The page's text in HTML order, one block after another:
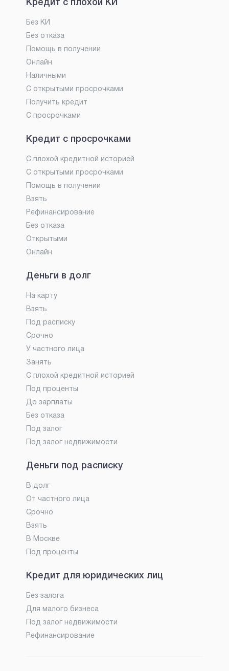
Кредит с плохой КИ
Без КИ
Без отказа
Помощь в получении
Онлайн
Наличными
С открытыми просрочками
Получить кредит
С просрочками
Кредит с просрочками
С плохой кредитной историей
С открытыми просрочками
Помощь в получении
Взять
Рефинансирование
Без отказа
Открытыми
Онлайн
Деньги в долг
На карту
Взять
Под расписку
Срочно
У частного лица
Занять
С плохой кредитной историей
Под проценты
До зарплаты
Без отказа
Под залог
Под залог недвижимости
Деньги под расписку
В долг
От частного лица
Срочно
Взять
В Москве
Под проценты
Кредит для юридических лиц
Без залога
Для малого бизнеса
Под залог недвижимости
Рефинансирование